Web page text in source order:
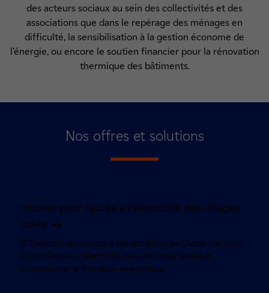
des acteurs sociaux au sein des collectivités et des
associations que dans le repérage des ménages en
difficulté, la sensibilisation à la gestion économe de
l’énergie, ou encore le soutien financier pour la rénovation
thermique des bâtiments.
Nos offres et solutions
Innover pour l’accès à l’électricité des villages
isolés
EDF déploie des solutions décentralisées en Outre-mer pour
assurer l’accès à l’électricité dans les zones isolées et
accompagner la transition énergétique.